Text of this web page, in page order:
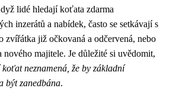
lidé hledají koťata zdarma
inzerátů a nabídek, často se setkávají s
zvířátka již očkovaná a odčervená, nebo
nového majitele. Je důležité si uvědomit,
neznamená, že by základní
být zanedbána.